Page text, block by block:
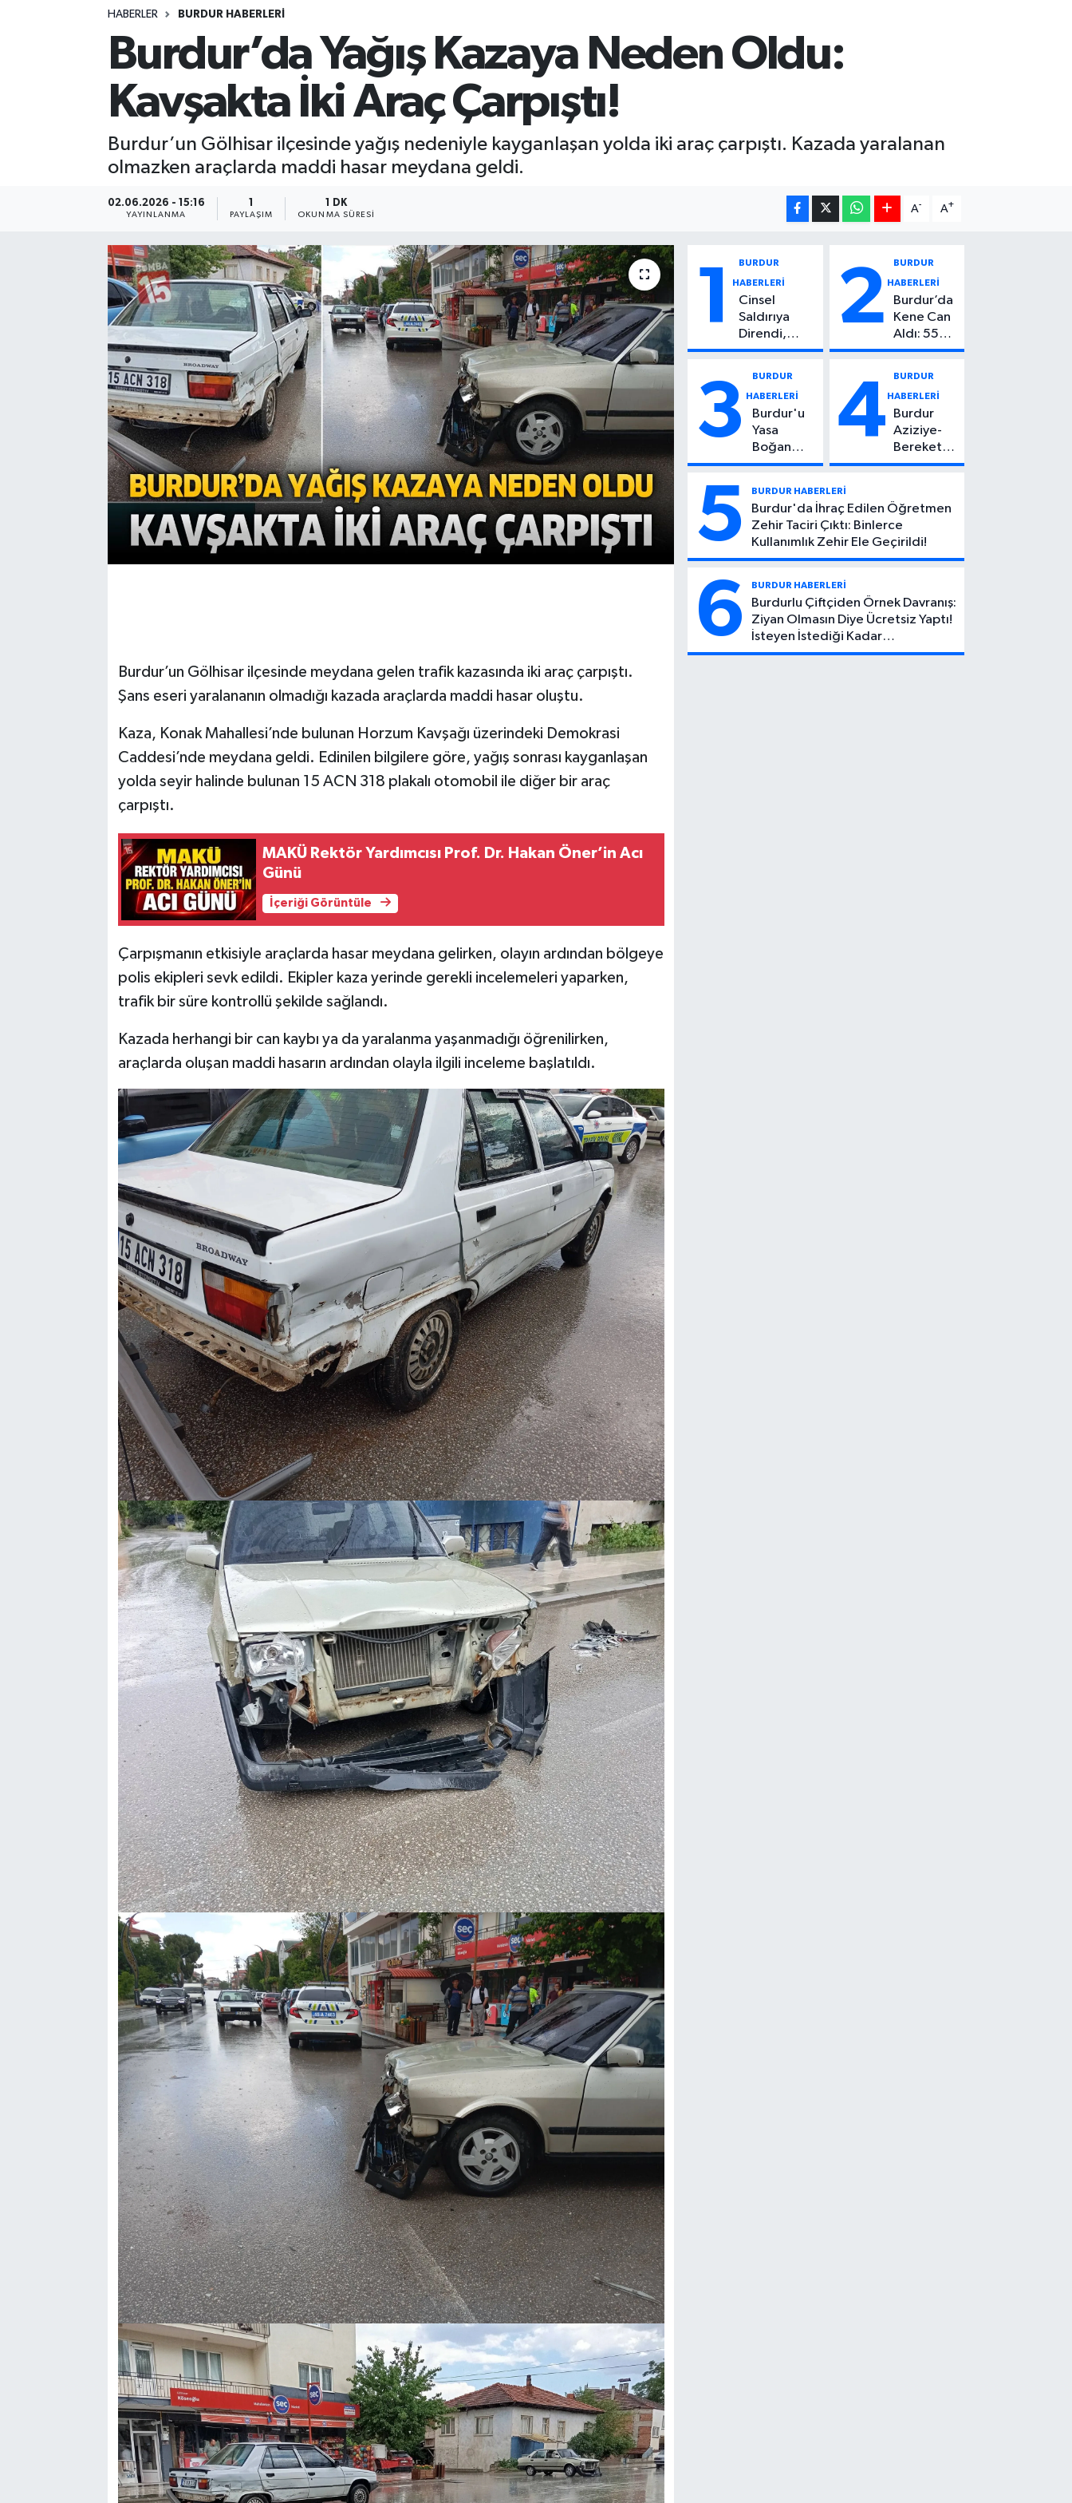
HABERLER BURDUR HABERLERİ
Burdur’da Yağış Kazaya Neden Oldu:
Kavşakta İki Araç Çarpıştı!
Burdur’un Gölhisar ilçesinde yağış nedeniyle kayganlaşan yolda iki araç çarpıştı. Kazada yaralanan
olmazken araçlarda maddi hasar meydana geldi.
02.06.2026 - 15:16
YAYINLANMA PAYLAŞIM
1 DK
OKUNMA SÜRESI
A- A+
Burdur’un Gölhisar ilçesinde meydana gelen trafik kazasında iki araç çarpıştı.
Şans eseri yaralananın olmadığı kazada araçlarda maddi hasar oluştu.
Kaza, Konak Mahallesi’nde bulunan Horzum Kavşağı üzerindeki Demokrasi
Caddesi’nde meydana geldi. Edinilen bilgilere göre, yağış sonrası kayganlaşan
yolda seyir halinde bulunan 15 ACN 318 plakalı otomobil ile diğer bir araç
çarpıştı.
MAKÜ Rektör Yardımcısı Prof. Dr. Hakan Öner’in Acı
Günü
İçeriği Görüntüle
Çarpışmanın etkisiyle araçlarda hasar meydana gelirken, olayın ardından bölgeye
polis ekipleri sevk edildi. Ekipler kaza yerinde gerekli incelemeleri yaparken,
trafik bir süre kontrollü şekilde sağlandı.
Kazada herhangi bir can kaybı ya da yaralanma yaşanmadığı öğrenilirken,
araçlarda oluşan maddi hasarın ardından olayla ilgili inceleme başlatıldı.
1 BURDUR
HABERLERİ
Cinsel
Saldırıya
Direndi,
Başından
Çocuktan
Kötü Haber!
2 BURDUR
HABERLERİ
Burdur’da
Kene Can
Aldı: 55
Yaşındaki
Kaybetti
3 BURDUR
HABERLERİ
Burdur'u
Yasa
Boğan
Ölüm:
Can Atıcı
Genç
Yaşta
Yaşamını
Yitirdi
4 BURDUR
HABERLERİ
Burdur
Aziziye-
Bereket
Köyü
Feci Kaza:
1 Ölü, 2
Yaralı
5 BURDUR HABERLERİ
Burdur'da İhraç Edilen Öğretmen
Zehir Taciri Çıktı: Binlerce
Kullanımlık Zehir Ele Geçirildi!
6 BURDUR HABERLERİ
Burdurlu Çiftçiden Örnek Davranış:
Ziyan Olmasın Diye Ücretsiz Yaptı!
İsteyen İstediği Kadar
Toplayabilecek